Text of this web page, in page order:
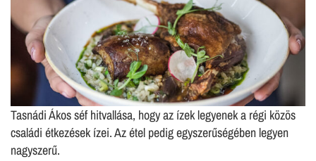
Tasnádi Ákos séf hitvallása, hogy az ízek legyenek a régi közös
családi étkezések ízei. Az étel pedig egyszerűségében legyen
nagyszerű.